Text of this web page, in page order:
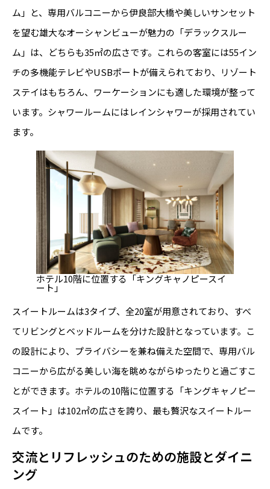
ム」と、専用バルコニーから伊良部大橋や美しいサンセット
を望む雄大なオーシャンビューが魅力の「デラックスルー
ム」は、どちらも35㎡の広さです。これらの客室には55イン
チの多機能テレビやUSBポートが備えられており、リゾート
ステイはもちろん、ワーケーションにも適した環境が整って
います。シャワールームにはレインシャワーが採用されてい
ます。
ホテル10階に位置する「キングキャノピースイ
ート」
スイートルームは3タイプ、全20室が用意されており、すべ
てリビングとベッドルームを分けた設計となっています。こ
の設計により、プライバシーを兼ね備えた空間で、専用バル
コニーから広がる美しい海を眺めながらゆったりと過ごすこ
とができます。ホテルの10階に位置する「キングキャノピー
スイート」は102㎡の広さを誇り、最も贅沢なスイートルー
ムです。
交流とリフレッシュのための施設とダイニ
ング